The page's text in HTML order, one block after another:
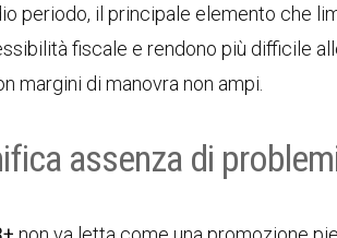
periodo, il principale elemento che
fiscale e rendono più difficile
margini di manovra non ampi.
assenza di